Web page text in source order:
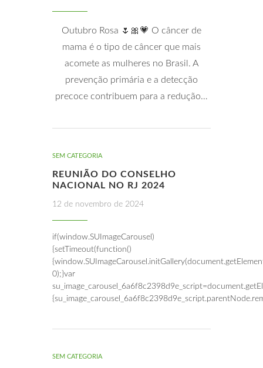
Outubro Rosa 🌷🎀💗 O câncer de
mama é o tipo de câncer que mais
acomete as mulheres no Brasil. A
prevenção primária e a detecção
precoce contribuem para a redução…
SEM CATEGORIA
REUNIÃO DO CONSELHO
NACIONAL NO RJ 2024
12 de novembro de 2024
if(window.SUImageCarousel)
{setTimeout(function()
0);}var
SEM CATEGORIA